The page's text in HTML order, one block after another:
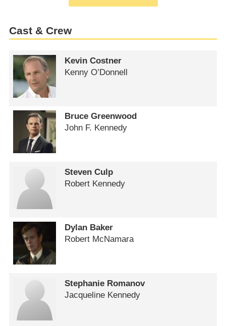
Cast & Crew
Kevin Costner
Kenny O’Donnell
Bruce Greenwood
John F. Kennedy
Steven Culp
Robert Kennedy
Dylan Baker
Robert McNamara
Stephanie Romanov
Jacqueline Kennedy